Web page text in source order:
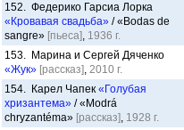
152. Федерико Гарсиа Лорка
«Кровавая свадьба» / «Bodas de
sangre» [пьеса], 1936 г.
153. Марина и Сергей Дяченко
«Жук» [рассказ], 2010 г.
154. Карел Чапек «Голубая
хризантема» / «Modrá
chryzantéma» [рассказ], 1928 г.